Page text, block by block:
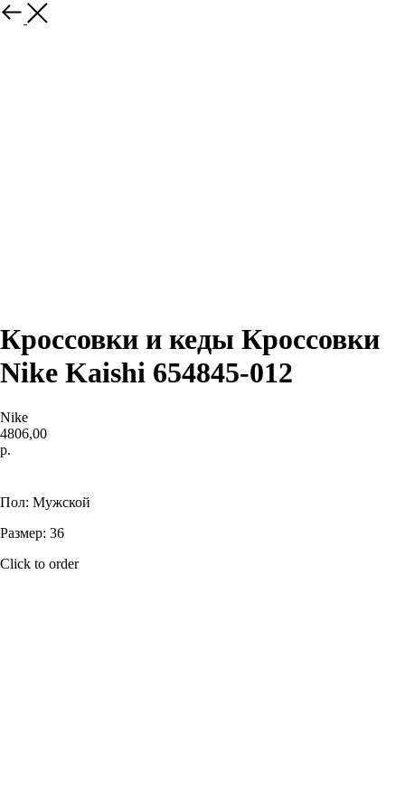
Назад
Кроссовки и кеды Кроссовки
Nike Kaishi 654845-012
Nike
4806,00
р.
Пол: Мужской
Размер: 36
Click to order